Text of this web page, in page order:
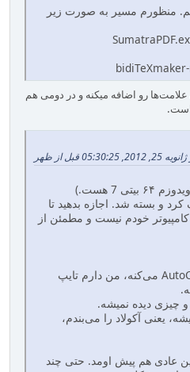
منظورم مسیر به صورت زیر
رو اضافه میکنه و در دومی هم
از ظهر
7 هست.)
و بسته شد. اجازه بدهید تا
کامپیوتر خودم نیست و مطمئن از
همین که شروع به AutoComplete می‌کنه، من دارم تایپ
چیزی دیده نمیشه.
یعنی آکولاد را می‌بندم،
لاتین عادی هم پیش اومد. حتی چند